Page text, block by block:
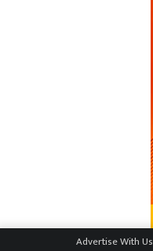
Advertise With Us